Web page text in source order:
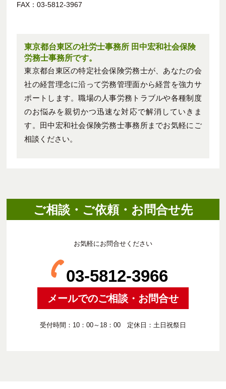
FAX：03-5812-3967
東京都台東区の社労士事務所 田中宏和社会保険
労務士事務所です。
東京都台東区の特定社会保険労務士が、あなたの会
社の経営理念に沿って労務管理面から経営を強力サ
ポートします。職場の人事労務トラブルや各種制度
のお悩みを親切かつ迅速な対応で解消していきま
す。田中宏和社会保険労務士事務所までお気軽にご
相談ください。
ご相談・ご依頼・お問合せ先
お気軽にお問合せください
03-5812-3966
メールでのご相談・お問合せ
受付時間：10：00～18：00 定休日：土日祝祭日